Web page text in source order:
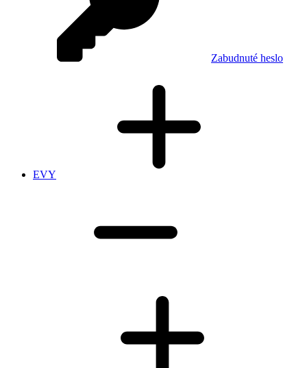
Zabudnuté heslo
EVY